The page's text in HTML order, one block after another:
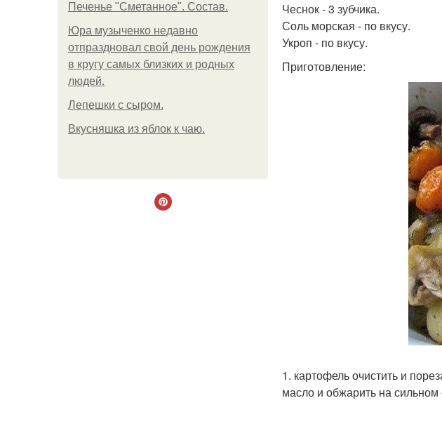
Печенье "Сметанное". Состав.
Юра музыченко недавно
отпраздновал свой день рождения
в кругу самых близких и родных
людей.
Лепешки с сыром.
Вкусняшка из яблок к чаю.
Чеснок - 3 зубчика.
Соль морская - по вкусу.
Укроп - по вкусу.
Приготовление:
1. картофель очистить и
масло и обжарить на